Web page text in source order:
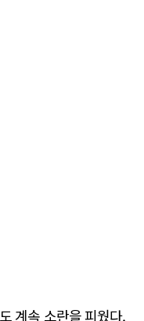
계속 소란을 피웠다.